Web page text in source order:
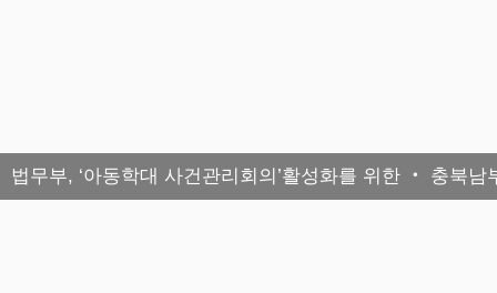
법무부, ‘아동학대 사건관리회의’활성화를 위한 ‧ 충북